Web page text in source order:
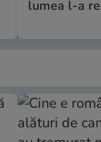
lumea l-a